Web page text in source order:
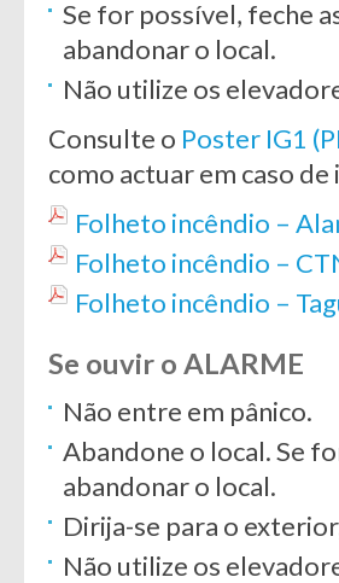
Se for possível, feche
abandonar o local.
Não utilize os
Consulte o Poster IG1
como actuar em caso de
Folheto incêndio –
Folheto incêndio –
Folheto incêndio –
Se ouvir o ALARME
Não entre em pânico.
Abandone o local. Se
abandonar o local.
Dirija-se para o
Não utilize os